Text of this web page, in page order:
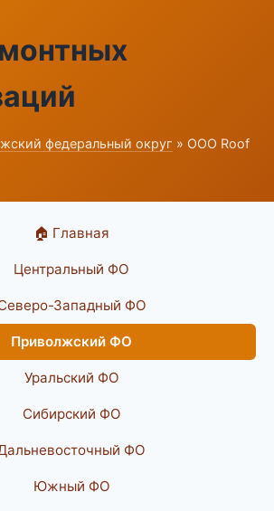
федеральный округ » ООО Roof
🏠 Главная
Центральный ФО
Западный ФО
Приволжский ФО
Уральский ФО
Сибирский ФО
ФО
Южный ФО